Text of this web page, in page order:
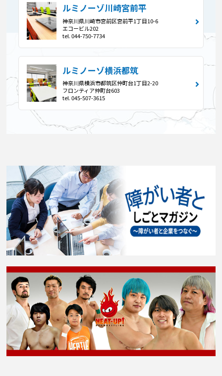
ルミノーゾ川崎宮前平
神奈川県川崎市宮前区宮前平1丁目10-6
エコービル202
tel. 044-750-7734
ルミノーゾ横浜都筑
神奈川県横浜市都筑区仲町台1丁目2-20
フロンティア仲町台603
tel. 045-507-3615